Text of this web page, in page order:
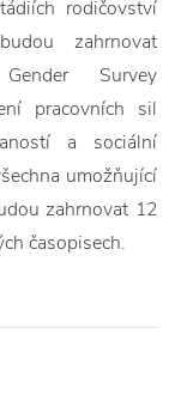
rodičovství
zahrnovat
Survey
pracovních sil
a sociální
umožňující
zahrnovat 12
časopisech.